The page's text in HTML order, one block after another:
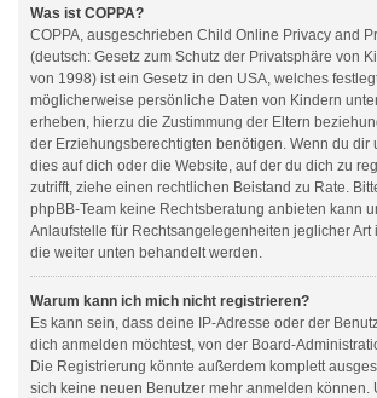
Was ist COPPA?
COPPA, ausgeschrieben Child Online Privacy and
(deutsch: Gesetz zum Schutz der Privatsphäre von
von 1998) ist ein Gesetz in den USA, welches
möglicherweise persönliche Daten von Kindern
erheben, hierzu die Zustimmung der Eltern
der Erziehungsberechtigten benötigen. Wenn du dir
dies auf dich oder die Website, auf der du dich zu
zutrifft, ziehe einen rechtlichen Beistand zu Rate.
phpBB-Team keine Rechtsberatung anbieten kann
Anlaufstelle für Rechtsangelegenheiten jeglicher Art
die weiter unten behandelt werden.
Warum kann ich mich nicht registrieren?
Es kann sein, dass deine IP-Adresse oder der
dich anmelden möchtest, von der Board-
Die Registrierung könnte außerdem komplett
sich keine neuen Benutzer mehr anmelden können.